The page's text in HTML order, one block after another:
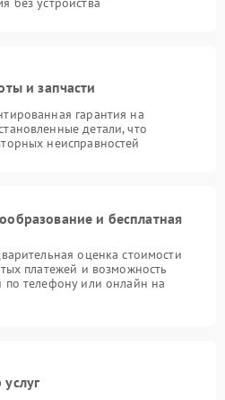
и запчасти
гарантия на
детали, что
неисправностей
и бесплатная
оценка стоимости
платежей и возможность
по телефону или онлайн на